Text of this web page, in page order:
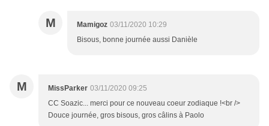
M Mamigoz 03/11/2020 10:29
Bisous, bonne journée aussi Danièle
M MissParker 03/11/2020 09:25
CC Soazic... merci pour ce nouveau coeur zodiaque !<br />
Douce journée, gros bisous, gros câlins à Paolo